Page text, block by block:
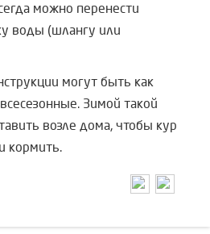
можно перенести
воды (шлангу или
могут быть как
Зимой такой
возле дома, чтобы кур
кормить.